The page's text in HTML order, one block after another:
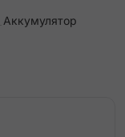
Аккумулятор